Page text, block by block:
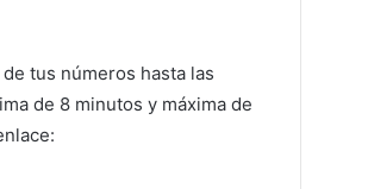
tus números hasta las
de 8 minutos y máxima de